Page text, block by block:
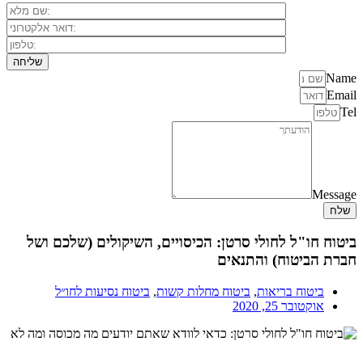
Name
Email
Tel
Message
שלח
ביטוח חו"ל לחולי סרטן: הכיסויים, השיקולים (שלכם ושל
חברת הביטוח) והתנאים
ביטוח בריאות, ביטוח מחלות קשות, ביטוח נסיעות לחו״ל
אוקטובר 25, 2020